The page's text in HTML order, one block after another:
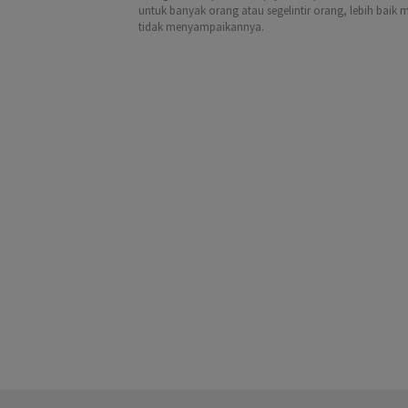
untuk banyak orang atau segelintir orang, lebih baik
tidak menyampaikannya.